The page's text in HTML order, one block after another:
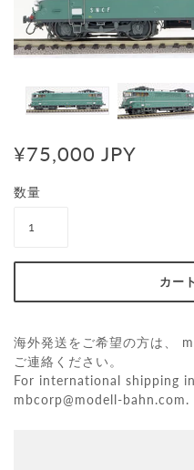
¥75,000 JPY
数量
海外発送をご希望の方は、
ご連絡ください。
For international shipping
mbcorp@modell-bahn.com.